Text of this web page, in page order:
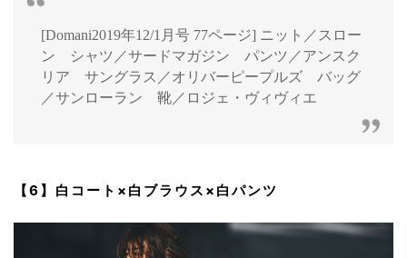
[Domani2019年12/1月号 77ページ] ニット／スロー
ン シャツ／サードマガジン パンツ／アンスク
リア サングラス／オリバーピープルズ バッグ
／サンローラン 靴／ロジェ・ヴィヴィエ
【6】白コート×白ブラウス×白パンツ